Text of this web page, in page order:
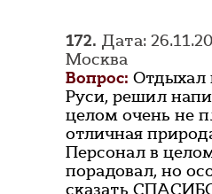
172. Дата:
Москва
Вопрос: Отдыхал
Руси, решил
целом очень не
отличная
Персонал в
порадовал, но
сказать